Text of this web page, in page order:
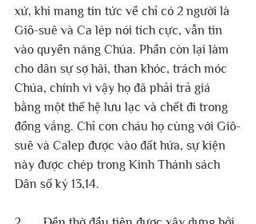
xứ, khi mang tin tức về chỉ có 2 người là
Giô-suê và Ca lép nói tích cực, vẫn tin
vào quyền năng Chúa. Phần còn lại làm
cho dân sự sợ hãi, than khóc, trách móc
Chúa, chính vì vậy họ đã phải trả giá
bằng một thế hệ lưu lạc và chết đi trong
đồng vắng. Chỉ con cháu họ cùng với Giô-
suê và Calep được vào đất hứa, sự kiện
này được chép trong Kinh Thánh sách
Dân số ký 13,14.